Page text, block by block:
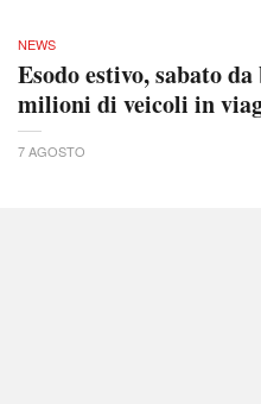
NEWS
Esodo estivo, sabato
milioni di veicoli in
7 AGOSTO